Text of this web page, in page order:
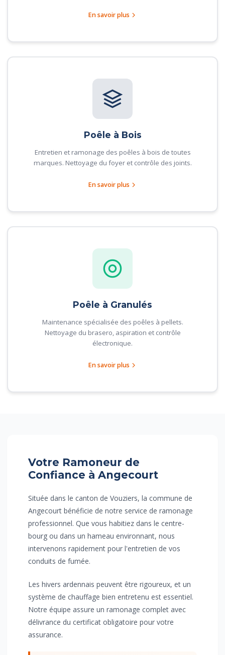
En savoir plus
Poêle à Bois
Entretien et ramonage des poêles à bois de toutes
marques. Nettoyage du foyer et contrôle des joints.
En savoir plus
Poêle à Granulés
Maintenance spécialisée des poêles à pellets.
Nettoyage du brasero, aspiration et contrôle
électronique.
En savoir plus
Votre Ramoneur de
Confiance à Angecourt
Située dans le canton de Vouziers, la commune de
Angecourt bénéficie de notre service de ramonage
professionnel. Que vous habitiez dans le centre-
bourg ou dans un hameau environnant, nous
intervenons rapidement pour l'entretien de vos
conduits de fumée.
Les hivers ardennais peuvent être rigoureux, et un
système de chauffage bien entretenu est essentiel.
Notre équipe assure un ramonage complet avec
délivrance du certificat obligatoire pour votre
assurance.